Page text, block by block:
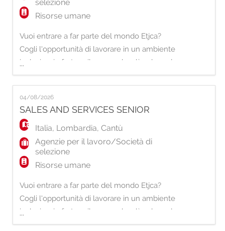
selezione
Risorse umane
Vuoi entrare a far parte del mondo Etjca?
Cogli l'opportunità di lavorare in un ambiente
inclusivo, in forte sviluppo e che dà valore al
proprio Capitale Umano. Per la nostra filiale
di Bresso, stiamo selezionando una risorsa
da inserire nel ruolo di Sales And Service
Senior. Principali responsabilità: - Gestione
del processo di ricerca e
...
04/08/2026
SALES AND SERVICES SENIOR
Italia, Lombardia,Cantù
Agenzie per il lavoro/Società di
selezione
Risorse umane
Vuoi entrare a far parte del mondo Etjca?
Cogli l'opportunità di lavorare in un ambiente
inclusivo, in forte sviluppo e che dà valore al
proprio Capitale Umano. Per la nostra filiale
...